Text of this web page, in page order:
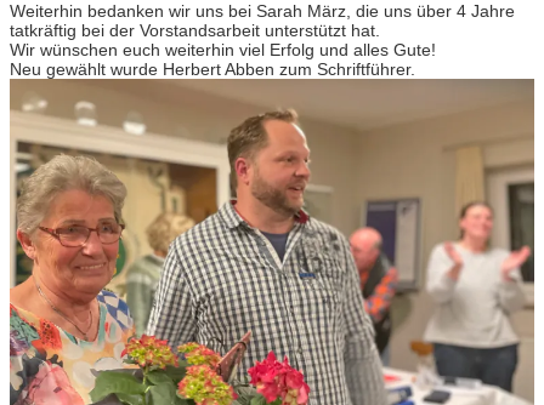
Weiterhin bedanken wir uns bei Sarah März, die uns über 4 Jahre
tatkräftig bei der Vorstandsarbeit unterstützt hat.
Wir wünschen euch weiterhin viel Erfolg und alles Gute!
Neu gewählt wurde Herbert Abben zum Schriftführer.